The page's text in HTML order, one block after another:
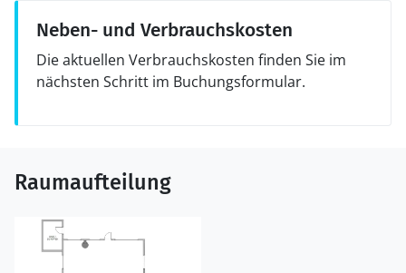
Neben- und Verbrauchskosten
Die aktuellen Verbrauchskosten finden Sie im
nächsten Schritt im Buchungsformular.
Raumaufteilung